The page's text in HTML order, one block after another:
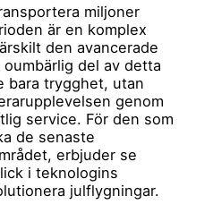
miljoner
är en komplex
den avancerade
del av detta
bara trygghet, utan
genom
service. För den som
de senaste
erbjuder se
i teknologins
julflygningar.